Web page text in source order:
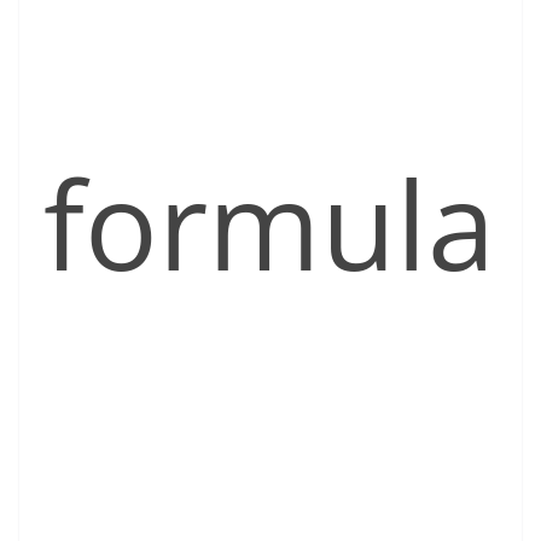
formula